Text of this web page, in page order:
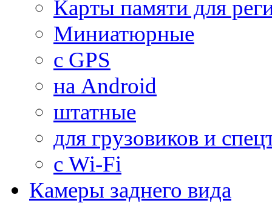
Карты памяти для
Миниатюрные
с GPS
на Android
штатные
для грузовиков и
с Wi-Fi
Камеры заднего вида